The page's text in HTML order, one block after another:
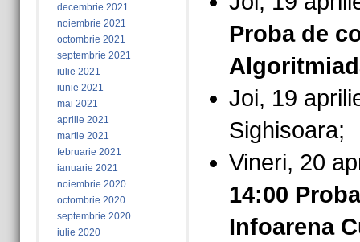
decembrie 2021
noiembrie 2021
octombrie 2021
septembrie 2021
iulie 2021
iunie 2021
mai 2021
aprilie 2021
martie 2021
februarie 2021
ianuarie 2021
noiembrie 2020
octombrie 2020
septembrie 2020
iulie 2020
Proba de
Joi, 19
Sighisoara;
Vineri, 20
14:00
Infoarena